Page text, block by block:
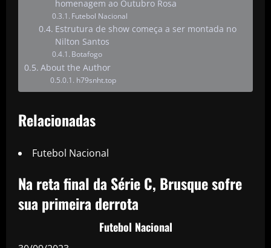
homenagem ao Outubro Rosa
Futebol Nacional
Estrutura de show começa a ser montada no
Nilton Santos
Botafogo
About the Author
h79snht.top
Relacionadas
Futebol Nacional
Na reta final da Série C, Brusque sofre
sua primeira derrota
Futebol Nacional